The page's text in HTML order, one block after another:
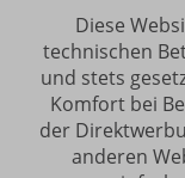
Diese
technischen
und stets
Komfort bei
der
anderen